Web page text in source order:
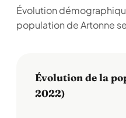
Évolution
population de Artonne
Évolution de la
2022)